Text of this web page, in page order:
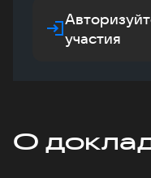
участия
О